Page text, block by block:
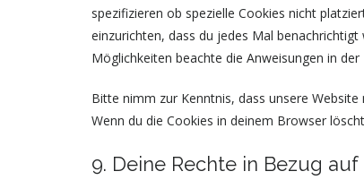
spezifizieren ob spezielle Cookies nicht
einzurichten, dass du jedes Mal
Möglichkeiten beachte die Anweisungen in
Bitte nimm zur Kenntnis, dass unsere
Wenn du die Cookies in deinem Browser
9. Deine Rechte in Bezug